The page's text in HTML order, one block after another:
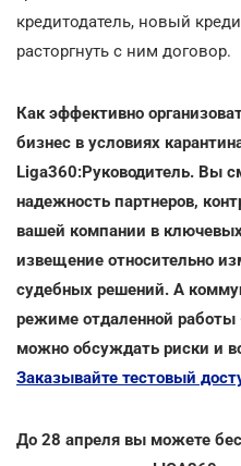
кредитодатель, новый
расторгнуть с ним договор.
Как эффективно
бизнес в условиях
Liga360:Руководитель. Вы
надежность партнеров,
вашей компании в
извещение относительно
судебных решений. А
режиме отдаленной работы
можно обсуждать риски и
Заказывайте тестовый
До 28 апреля вы можете